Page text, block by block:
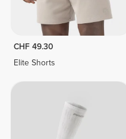
CHF 49.30
Elite Shorts